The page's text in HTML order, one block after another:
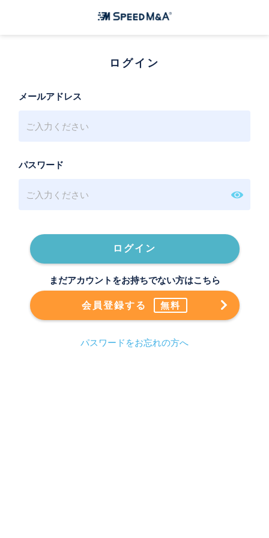
ログイン
メールアドレス
パスワード
ログイン
まだアカウントをお持ちでない方はこちら
会員登録する 無料
パスワードをお忘れの方へ